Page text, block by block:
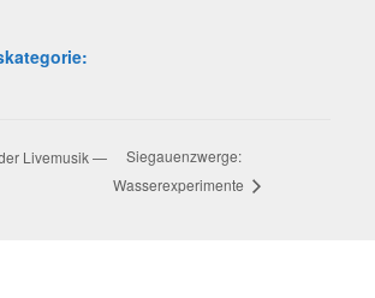
Live­mu­sik —
Sie­gau­enzwer­ge:
Wasserexperimente